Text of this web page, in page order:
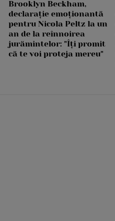
Brooklyn Beckham,
declarație emoționantă
pentru Nicola Peltz la un
an de la reînnoirea
jurămintelor: "Îți promit
că te voi proteja mereu"